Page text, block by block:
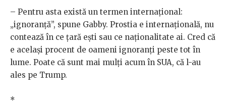
– Pentru asta există un termen internaţional:
„ignoranţă”, spune Gabby. Prostia e internaţională, nu
contează în ce ţară eşti sau ce naţionalitate ai. Cred că
e acelaşi procent de oameni ignoranţi peste tot în
lume. Poate că sunt mai mulţi acum în SUA, că l-au
ales pe Trump.
*